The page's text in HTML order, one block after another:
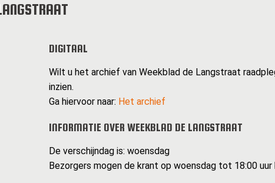
DIGITAAL
Wilt u het archief van Weekblad de Langstraat
inzien.
Ga hiervoor naar: Het archief
INFORMATIE OVER WEEKBLAD DE LANGSTRAAT
De verschijndag is: woensdag
Bezorgers mogen de krant op woensdag tot 18:00 uur